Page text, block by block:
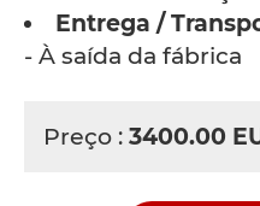
Entrega /
- À saída da fábrica
Preço : 3400.00